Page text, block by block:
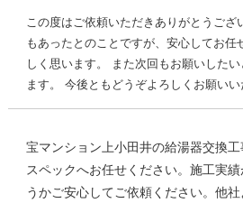
この度はご依頼いただきありがとうご
もあったとのことですが、安心してお任
しく思います。 また次回もお願いした
ます。 今後ともどうぞよろしくお願いい
宝マンション上小田井の給湯器交換
スペックへお任せください。施工実
うかご安心してご依頼ください。他